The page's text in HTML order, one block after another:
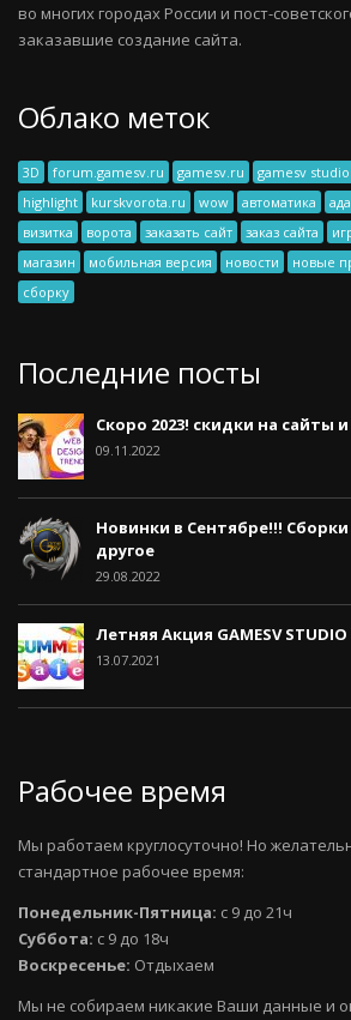
во многих городах России и пост-
заказавшие создание сайта.
Облако меток
3D forum.gamesv.ru gamesv.ru gamesv studio
highlight
kurskvorota.ru wow автоматика
визитка
ворота заказать сайт заказ сайта
магазин
мобильная версия новости новые
сборку
Последние посты
Скоро 2023! скидки на сайты
09.11.2022
Новинки в Сентябре!!!
другое
29.08.2022
Летняя Акция GAMESV STUDIO
13.07.2021
Рабочее время
Мы работаем круглосуточно! Но
стандартное рабочее время:
Понедельник-Пятница: с 9 до 21ч
Суббота: с 9 до 18ч
Воскресенье: Отдыхаем
Мы не собираем никакие Ваши данные и